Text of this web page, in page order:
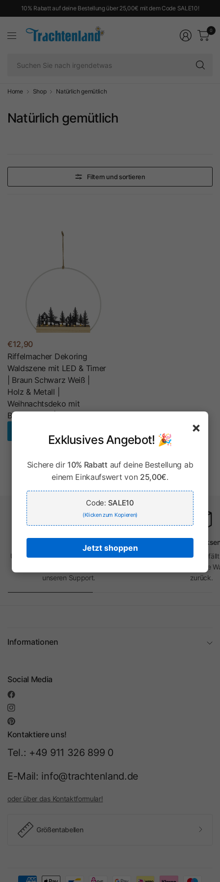
10% Rabatt auf deine Bestellung über 25,00€ mit dem Code SALE10!
0
Home Shop Natürlich gemütlich
Natürlich gemütlich
Filtern und sortieren
€12,90
Riffelmacher Dekoring
Waldszene mit LED & Timer
| Braun Schwarz Weiß |
Holz & Metall |
Weihnachtsdeko mit
Beleuchtung | 13848
1-1 von 1 Produkt
Unsicher bei der Größe? Nutze unsere
unseren Support.
Kostenlose
Passt nicht oder
Problem! Sende deine
zurück.
Informationen
Social Media
Kontaktiere uns!
Tel.: +49 911 326 899 0
E-Mail: info@trachtenland.de
oder über das Kontaktformular!
×
Exklusives Angebot! 🎉
Sichere dir 10% Rabattauf deine Bestellung ab
einem Einkaufswert von 25,00€.
Code: SALE10
(Klicken zum Kopieren)
Jetzt shoppen
Größentabellen